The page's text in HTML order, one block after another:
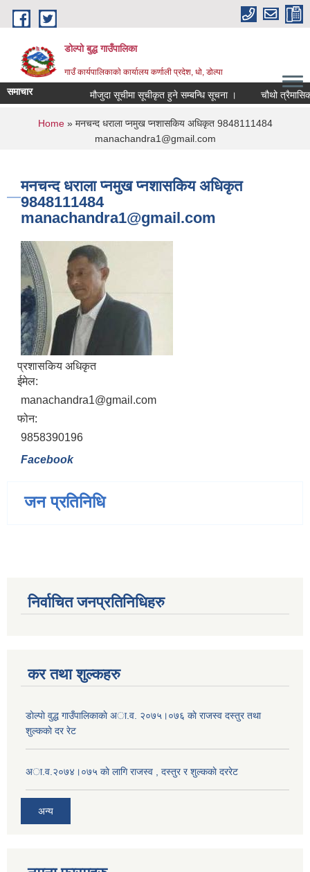
Skip to main content
डोल्पो बुद्ध गाउँपालिका
गाउँ कार्यपालिकाकाे कार्यालय कर्णाली प्रदेश, धो, डोल्पा
समाचार मौजुदा सूचीमा सूचीकृत हुने सम्बन्धि सूचना । चौथो त्रैमासिक
You are here
Home» मनचन्द धराला प्नमुख प्नशासकिय अधिकृत 9848111484
manachandra1@gmail.com
मनचन्द धराला प्नमुख प्नशासकिय अधिकृत
9848111484
manachandra1@gmail.com
प्रशासकिय अधिकृत
ईमेल:
manachandra1@gmail.com
फोन:
9858390196
Facebook
जन प्रतिनिधि
निर्वाचित जनप्रतिनिधिहरु
कर तथा शुल्कहरु
डाेल्पाे वुद्ध गाउँपालिकाकाे अा.व. २०७५।०७६ काे राजस्व दस्तुर तथा
शुल्ककाे दर रेट
अा.व.२०७४।०७५ काे लागि राजस्व , दस्तुर र शुल्ककाे दररेट
अन्य